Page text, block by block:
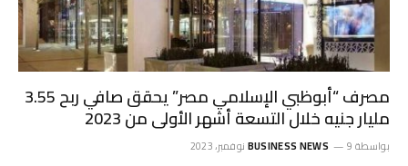
مصرف “أبوظبي الإسلامي مصر” يحقق صافي ربح 3.55
مليار جنيه خلال التسعة أشهر الأولى من 2023
بواسطة BUSINESS NEWS 9 نوفمبر، 2023